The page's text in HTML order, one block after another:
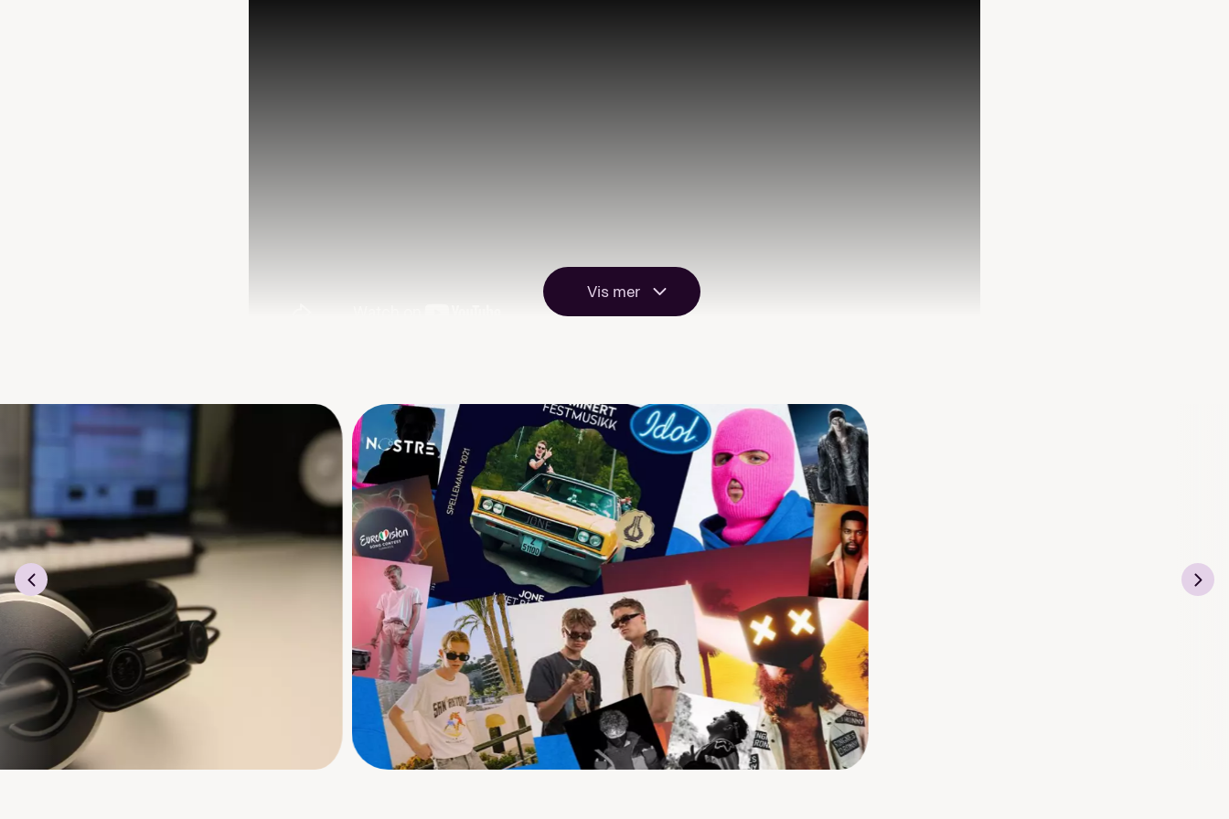
Produsere og lage låter
På Beats Production lærer du:
Miksing og mastering
Låtskriving
Sounddesign
Innblikk i musikkbransen
Sampling og remix
Utgivelse av egen musikk
Du får mye tid til musikkproduksjon idet programmet du liker best;
FL Studio, Ableton, Logic, Cubase
eller andre DAWs. Du får undervisning og veiledning av dyktige etablerte artister/produsenter og tilgang
på maskiner og programvare. Du kan også ta med eget utstyr.
Du har tilgang på profesjonelt studio. Du lærer å sample, skrive låter, spille inn i studio, lage beats og
promotere deg selv som artist/produsent. Målet for året er å ha det gøy og få gitt ut musikken du
Vis mer